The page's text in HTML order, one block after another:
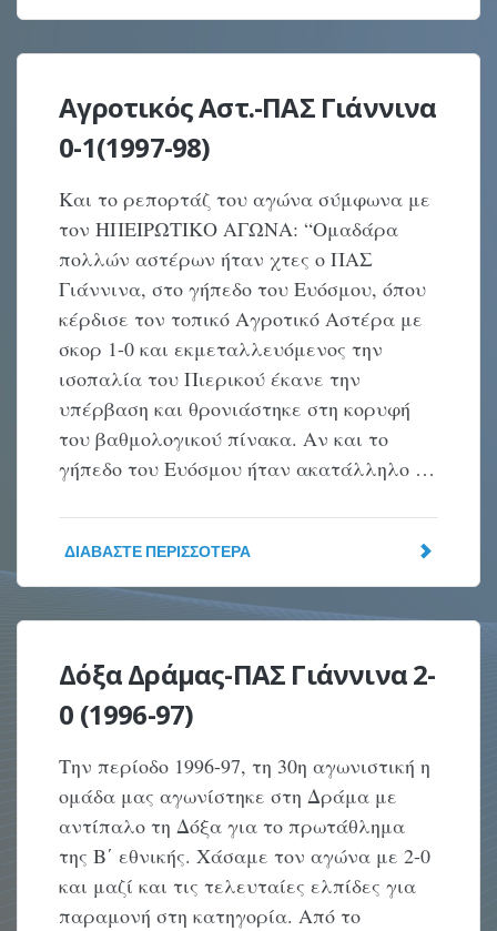
Αγροτικός Αστ.-ΠΑΣ Γιάννινα
0-1(1997-98)
Και το ρεπορτάζ του αγώνα σύμφωνα με
τον ΗΠΕΙΡΩΤΙΚΟ ΑΓΩΝΑ: “Ομαδάρα
πολλών αστέρων ήταν χτες ο ΠΑΣ
Γιάννινα, στο γήπεδο του Ευόσμου, όπου
κέρδισε τον τοπικό Αγροτικό Αστέρα με
σκορ 1-0 και εκμεταλλευόμενος την
ισοπαλία του Πιερικού έκανε την
υπέρβαση και θρονιάστηκε στη κορυφή
του βαθμολογικού πίνακα. Αν και το
γήπεδο του Ευόσμου ήταν ακατάλληλο …
ΔΙΑΒΆΣΤΕ ΠΕΡΙΣΣΌΤΕΡΑ
Δόξα Δράμας-ΠΑΣ Γιάννινα 2-
0 (1996-97)
Την περίοδο 1996-97, τη 30η αγωνιστική η
ομάδα μας αγωνίστηκε στη Δράμα με
αντίπαλο τη Δόξα για το πρωτάθλημα
της Β΄ εθνικής. Χάσαμε τον αγώνα με 2-0
και μαζί και τις τελευταίες ελπίδες για
παραμονή στη κατηγορία. Από το